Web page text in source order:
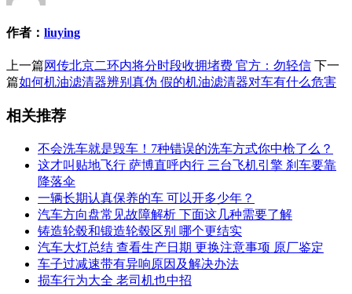
作者： liuying
上一篇网传北京二环内将分时段收拥堵费 官方：勿轻信 下一
篇如何机油滤清器辨别真伪 假的机油滤清器对车有什么危害
相关推荐
不会洗车就是毁车！7种错误的洗车方式你中枪了么？
这才叫贴地飞行 萨博直呼内行 三台飞机引擎 刹车要靠
降落伞
一辆长期认真保养的车 可以开多少年？
汽车方向盘常见故障解析 下面这几种需要了解
铸造轮毂和锻造轮毂区别 哪个更结实
汽车大灯总结 查看生产日期 更换注意事项 原厂鉴定
车子过减速带有异响原因及解决办法
损车行为大全 老司机也中招